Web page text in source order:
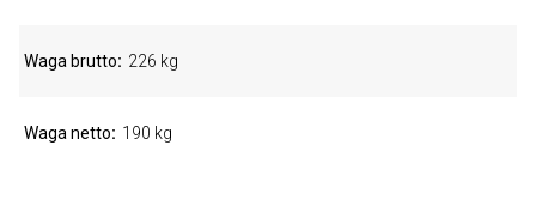
Waga brutto 226 kg
Waga netto 190 kg